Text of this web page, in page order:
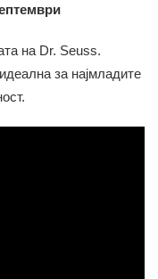
на Dr. Seuss.
за најмладите